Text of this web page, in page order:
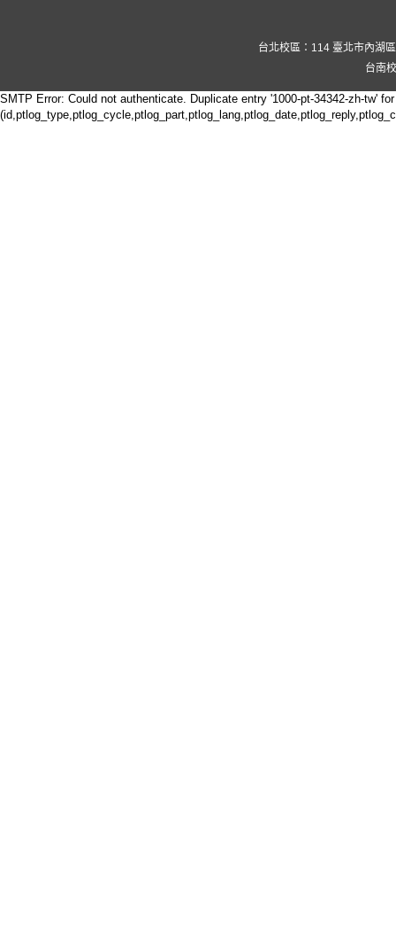
台北校區：114 臺北市內湖
台南
SMTP Error: Could not authenticate. Duplicate entry '1000-pt-34342-zh-tw'